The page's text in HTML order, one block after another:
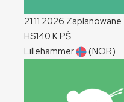
21.11.2026 Zaplanowane
HS140 KPŚ
Lillehammer
(NOR)